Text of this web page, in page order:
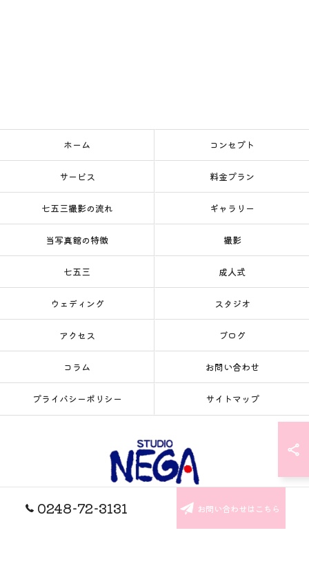
0248-72-3131 お問い合わせはこちら
ホーム コンセプト
サービス 料金プラン
七五三撮影の流れ ギャラリー
当写真館の特徴 撮影
七五三 成人式
ウェディング スタジオ
アクセス ブログ
コラム お問い合わせ
プライバシーポリシー サイトマップ
© 2026 福島県の写真館ならSTUDIO NEGA ALL RIGHTS RESERVED.